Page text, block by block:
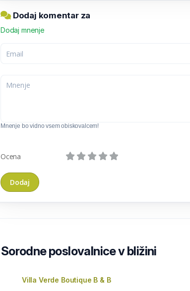
Dodaj komentar za
Dodaj mnenje
Mnenje bo vidno vsem obiskovalcem!
Ocena
Sorodne poslovalnice v bližini
Villa Verde Boutique B & B